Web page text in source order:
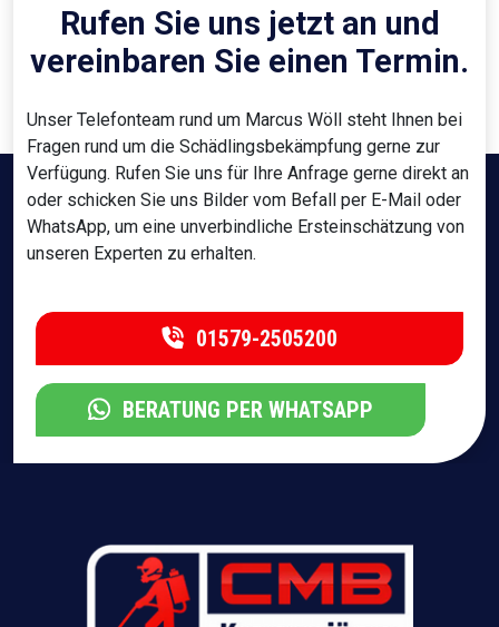
Rufen Sie uns jetzt an und
vereinbaren Sie einen Termin.
Unser Telefonteam rund um Marcus Wöll steht Ihnen bei
Fragen rund um die Schädlingsbekämpfung gerne zur
Verfügung. Rufen Sie uns für Ihre Anfrage gerne direkt an
oder schicken Sie uns Bilder vom Befall per E-Mail oder
WhatsApp, um eine unverbindliche Ersteinschätzung von
unseren Experten zu erhalten.
01579-2505200
BERATUNG PER WHATSAPP